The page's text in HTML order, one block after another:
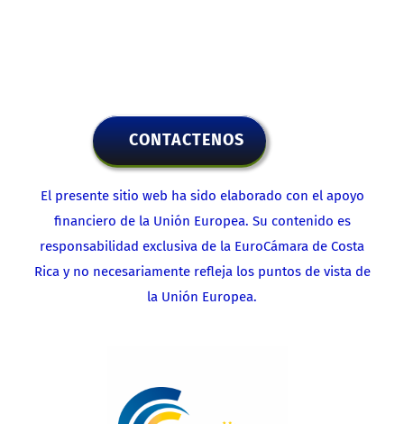
CONTACTENOS
El presente sitio web ha sido elaborado con el apoyo
financiero de la Unión Europea. Su contenido es
responsabilidad exclusiva de la EuroCámara de Costa
Rica y no necesariamente refleja los puntos de vista de
la Unión Europea.